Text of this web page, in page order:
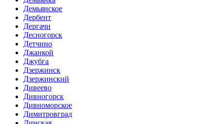
Демьянское
Дербент
Дергачи
Десногорск
Детчино
Джанкой
Джубга
Дзержинск
Дзержинский
Дивеево
Дивногорск
Дивноморское
Димитровград